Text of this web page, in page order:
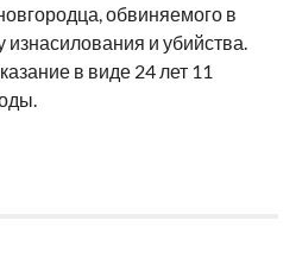
обвиняемого в
и убийства.
в виде 24 лет 11